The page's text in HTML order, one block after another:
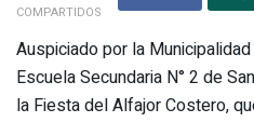
COMPARTIDOS
Auspiciado por la
Escuela Secundaria N° 2 de
la Fiesta del Alfajor Costero,